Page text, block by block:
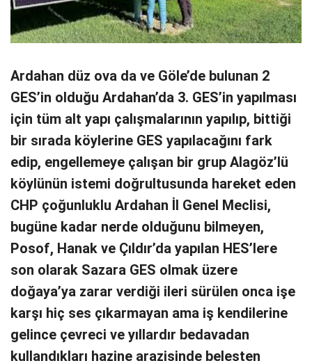
Ardahan düz ova da ve Göle’de bulunan 2
GES’in olduğu Ardahan’da 3. GES’in yapılması
için tüm alt yapı çalışmalarının yapılıp, bittiği
bir sırada köylerine GES yapılacağını fark
edip, engellemeye çalışan bir grup Alagöz’lü
köylünün istemi doğrultusunda hareket eden
CHP çoğunluklu Ardahan İl Genel Meclisi,
bugüne kadar nerde olduğunu bilmeyen,
Posof, Hanak ve Çıldır’da yapılan HES’lere
son olarak Sazara GES olmak üzere
doğaya’ya zarar verdiği ileri sürülen onca işe
karşı hiç ses çıkarmayan ama iş kendilerine
gelince çevreci ve yıllardır bedavadan
kullandıkları hazine arazisinde beleşten